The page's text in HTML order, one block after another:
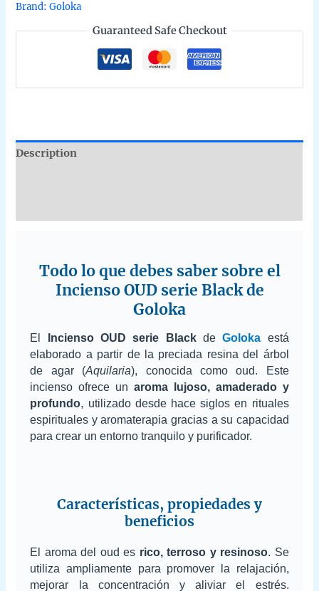
uds
de
15g
Brand:Goloka
Guaranteed Safe Checkout
Description
Todo lo que debes saber sobre el
Incienso OUD serie Black de
Goloka
El Incienso OUD serie BlackdeGoloka está
elaborado a partir de la preciada resina del árbol
de agar (Aquilaria), conocida como oud. Este
incienso ofrece un aroma lujoso, amaderado y
profundo, utilizado desde hace siglos en rituales
espirituales y aromaterapia gracias a su capacidad
para crear un entorno tranquilo y purificador.
Características, propiedades y
beneficios
El aroma del oud es rico, terroso y resinoso. Se
utiliza ampliamente para promover la relajación,
mejorar la concentración y aliviar el estrés.